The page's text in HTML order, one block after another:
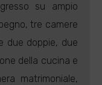
su ampio
tre camere
due doppie, due
della cucina e
matrimoniale,